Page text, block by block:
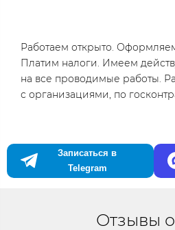
Работаем открыто.
Платим налоги. Имеем
на все проводимые работы.
с организациями, по
Записаться в
Telegram
Отзывы